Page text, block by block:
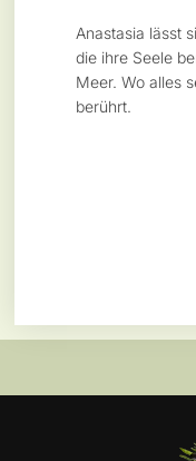
Anastasia lässt
die ihre Seele
Meer. Wo alles
berührt.